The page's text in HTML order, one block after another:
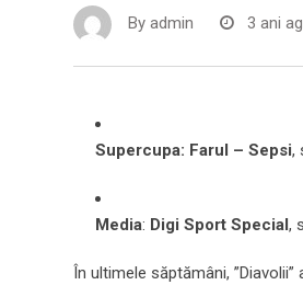
By admin 3 ani
Supercupa: Farul – Sepsi,
Media: Digi Sport Special,
În ultimele săptămâni,